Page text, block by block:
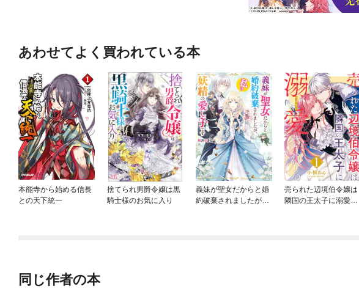
あわせてよく買われている本
本能寺から始める信長
との天下統一
捨てられ男爵令嬢は黒
騎士様のお気に入り
義妹が聖女だからと婚
約破棄されましたが、
売られた辺境伯令嬢は
隣国の王太子に溺愛さ
同じ作者の本